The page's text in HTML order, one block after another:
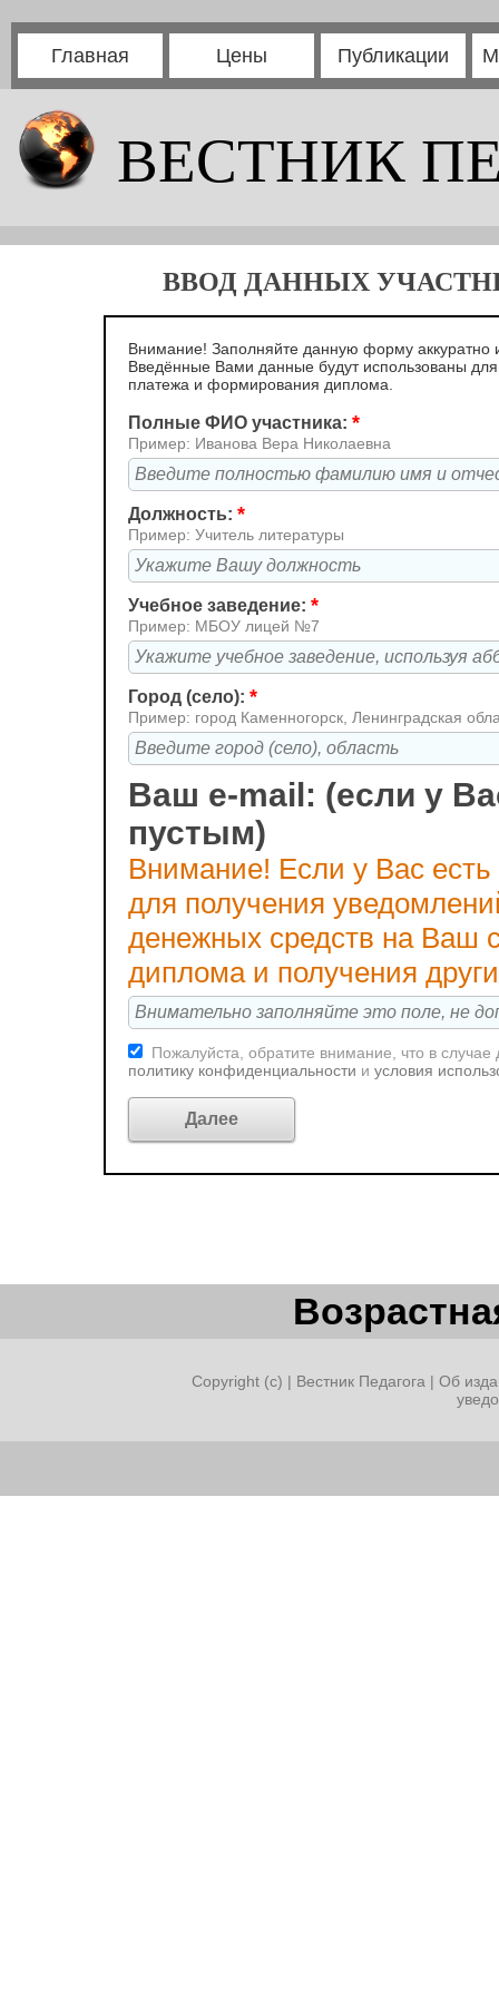
Главная Цены Публикации
ВЕСТНИК
ВВОД ДАННЫХ
Внимание! Заполняйте данную форму аккуратно
Введённые Вами данные будут использованы
платежа и формирования диплома.
Полные ФИО участника: *
Пример: Иванова Вера Николаевна
Должность: *
Пример: Учитель литературы
Учебное заведение: *
Пример: МБОУ лицей №7
Город (село): *
Пример: город Каменногорск, Ленинградская
Ваш e-mail: (если у
пустым)
Внимание! Если у Вас
для получения
денежных средств на Ваш
диплома и получения
Пожалуйста, обратите внимание, что в
политику конфиденциальности и условия
Copyright (c) | Вестник Педагога | Об